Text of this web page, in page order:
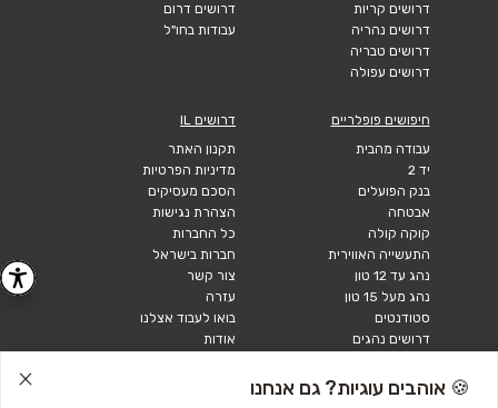
דרושים קריות
דרושים נהריה
דרושים טבריה
דרושים עפולה
דרושים דרום
עבודות בחו"ל
חיפושים פופלריים
עבודה מהבית
יד 2
בנק הפועלים
אבטחה
קוקה קולה
התעשייה האווירית
נהג עד 12 טון
נהג מעל 15 טון
סטודנטים
דרושים נהגים
טבלאות שכר
דרושים IL
תקנון האתר
מדיניות הפרטיות
הסכם מעסיקים
הצהרת נגישות
כל החברות
חברות בישראל
צור קשר
עזרה
בואו לעבוד אצלנו
אודות
🍪 אוהבים עוגיות? גם אנחנו